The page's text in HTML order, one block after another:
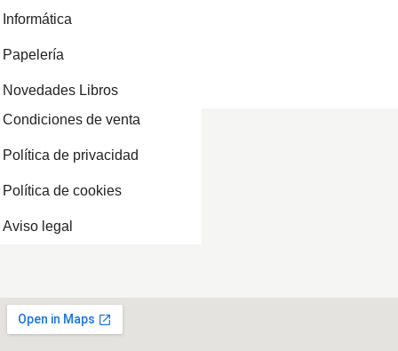
Informática
Papelería
Novedades Libros
Condiciones de venta
Política de privacidad
Política de cookies
Aviso legal